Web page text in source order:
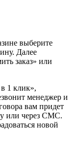
выберите
Далее
заказ» или
1 клик»,
менеджер и
вам придет
или через СМС.
новой